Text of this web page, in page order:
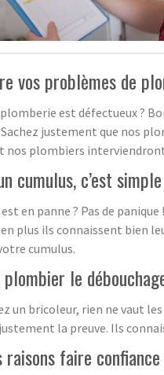
vos problèmes de
est défectueux ?
justement que nos
nos plombiers
cumulus, c’est
en panne ? Pas de
plus ils connaissent bien
cumulus.
plombier le
un bricoleur, rien ne vaut
la preuve. Ils
raisons faire